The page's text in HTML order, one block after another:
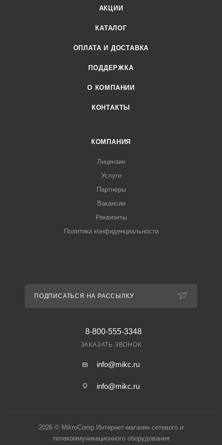
АКЦИИ
КАТАЛОГ
ОПЛАТА И ДОСТАВКА
ПОДДЕРЖКА
О КОМПАНИИ
КОНТАКТЫ
КОМПАНИЯ
Лицензии
Услуги
Партнеры
Вакансии
Реквизиты
Политика конфиденциальности
ПОДПИСАТЬСЯ НА РАССЫЛКУ
8-800-555-3348
ЗАКАЗАТЬ ЗВОНОК
info@mikc.ru
info@mikc.ru
2026 © MikroComp Интернет-магазин сетевого и
телекоммуникационного оборудования